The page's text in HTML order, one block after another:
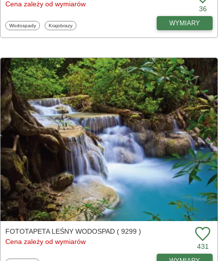
Cena zależy od wymiarów
36
Fototapety
Wodospady Fototapety
Krajobrazy WYMIARY
FOTOTAPETA LEŚNY WODOSPAD ( 9299 )
Cena zależy od wymiarów
431